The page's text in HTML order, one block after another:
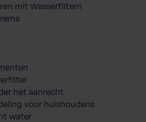
mit Wasserfiltern
het aanrecht
voor huishoudens
water